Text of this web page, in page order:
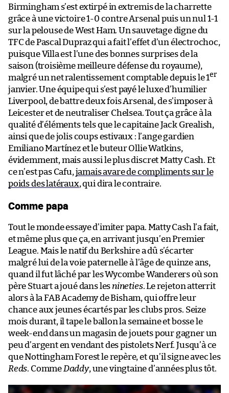
Birmingham s’est extirpé in extremis de la charrette
grâce à une victoire 1-0 contre Arsenal puis un nul 1-1
sur la pelouse de West Ham. Un sauvetage digne du
TFC de Pascal Dupraz qui a fait l’effet d’un électrochoc,
puisque Villa est l’une des bonnes surprises de la
saison (troisième meilleure défense du royaume),
malgré un net ralentissement comptable depuis le 1er
janvier. Une équipe qui s’est payé le luxe d’humilier
Liverpool, de battre deux fois Arsenal, de s’imposer à
Leicester et de neutraliser Chelsea. Tout ça grâce à la
qualité d’éléments tels que le capitaine Jack Grealish,
ainsi que de jolis coups estivaux : l’ange gardien
Emiliano Martínez et le buteur Ollie Watkins,
évidemment, mais aussi le plus discret Matty Cash. Et
ce n’est pas Cafu, jamais avare de compliments sur le
poids des latéraux, qui dira le contraire.
Comme papa
Tout le monde essaye d’imiter papa. Matty Cash l’a fait,
et même plus que ça, en arrivant jusqu’en Premier
League. Mais le natif du Berkshire a dû s’écarter
malgré lui de la voie paternelle à l’âge de quinze ans,
quand il fut lâché par les Wycombe Wanderers où son
père Stuart a joué dans les nineties. Le rejeton atterrit
alors à la FAB Academy de Bisham, qui offre leur
chance aux jeunes écartés par les clubs pros. Seize
mois durant, il tape le ballon la semaine et bosse le
week-end dans un magasin de jouets pour gagner un
peu d’argent en vendant des pistolets Nerf. Jusqu’à ce
que Nottingham Forest le repère, et qu’il signe avec les
Reds. Comme Daddy, une vingtaine d’années plus tôt.